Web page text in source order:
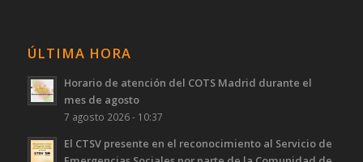
ÚLTIMA HORA
Horario de atención del COTS Madrid durante el
mes de agosto
7 agosto 2026 - 10:37
El CTSV presente en el reconocimiento al Servicio de